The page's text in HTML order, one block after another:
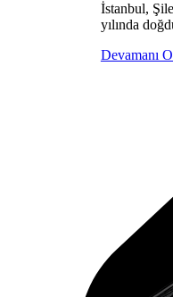
İstanbul,
yılında
Devamanı